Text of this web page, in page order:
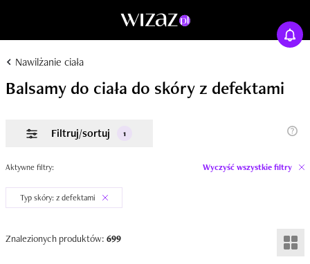
Nawilżanie ciała
Balsamy do ciała do skóry z defektami
Filtruj/sortuj 1
Aktywne filtry: Wyczyść wszystkie filtry
Typ skóry: z defektami
Znalezionych produktów: 699